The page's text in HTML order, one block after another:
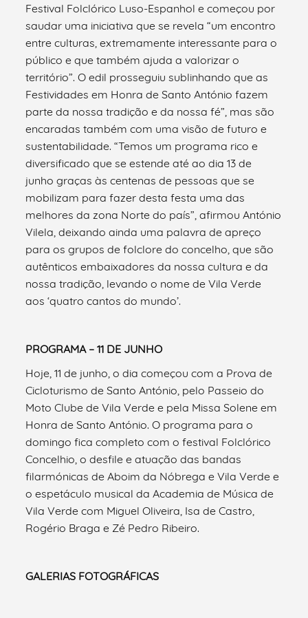
Festival Folclórico Luso-Espanhol e começou por
saudar uma iniciativa que se revela “um encontro
entre culturas, extremamente interessante para o
público e que também ajuda a valorizar o
território”. O edil prosseguiu sublinhando que as
Festividades em Honra de Santo António fazem
parte da nossa tradição e da nossa fé”, mas são
encaradas também com uma visão de futuro e
sustentabilidade. “Temos um programa rico e
diversificado que se estende até ao dia 13 de
junho graças às centenas de pessoas que se
mobilizam para fazer desta festa uma das
melhores da zona Norte do país”, afirmou António
Vilela, deixando ainda uma palavra de apreço
para os grupos de folclore do concelho, que são
autênticos embaixadores da nossa cultura e da
nossa tradição, levando o nome de Vila Verde
aos ‘quatro cantos do mundo’.
PROGRAMA – 11 DE JUNHO
Hoje, 11 de junho, o dia começou com a Prova de
Cicloturismo de Santo António, pelo Passeio do
Moto Clube de Vila Verde e pela Missa Solene em
Honra de Santo António. O programa para o
domingo fica completo com o festival Folclórico
Concelhio, o desfile e atuação das bandas
filarmónicas de Aboim da Nóbrega e Vila Verde e
o espetáculo musical da Academia de Música de
Vila Verde com Miguel Oliveira, Isa de Castro,
Rogério Braga e Zé Pedro Ribeiro.
GALERIAS FOTOGRÁFICAS